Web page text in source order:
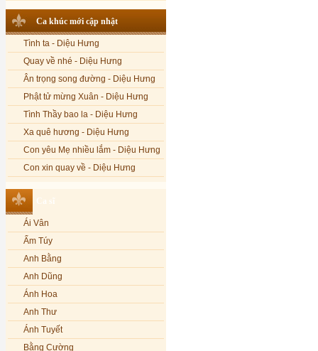
Ca khúc mới cập nhật
Tình ta - Diệu Hưng
Quay về nhé - Diệu Hưng
Ân trọng song đường - Diệu Hưng
Phật tử mừng Xuân - Diệu Hưng
Tình Thầy bao la - Diệu Hưng
Xa quê hương - Diệu Hưng
Con yêu Mẹ nhiều lắm - Diệu Hưng
Con xin quay về - Diệu Hưng
Nếu xa Phật - Diệu Hưng
Tình Lam - Kim Khánh & Hoàng
Vĩnh
Xin cho con niềm tin - Kim Linh
Quán Âm Mẹ hiền - Kim Linh
Nhạc niệm Nam Mô A Di Đà Phật -
Kim Linh
Mẹ Từ Bi - Kim Linh
12 Lời nguyện của Bồ tát Quán Thế
Âm - Kim Linh
Ca sĩ
Ái Vân
Ẩm Túy
Anh Bằng
Anh Dũng
Ánh Hoa
Anh Thư
Ánh Tuyết
Bằng Cường